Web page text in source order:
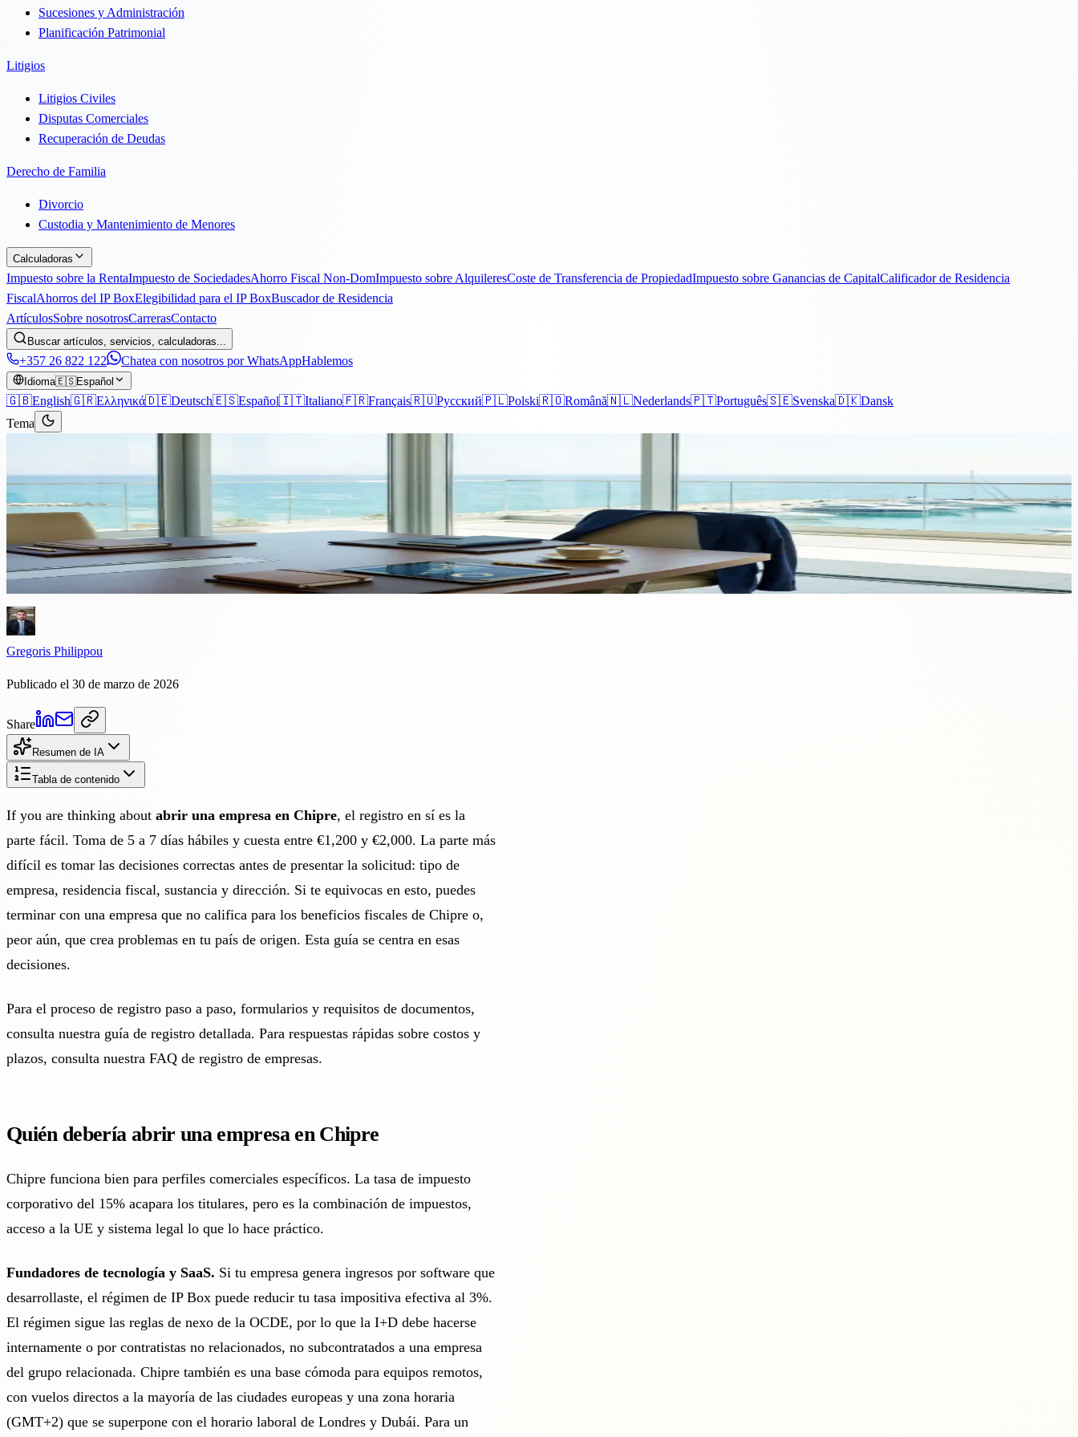
Sucesiones y Administración
Planificación Patrimonial
Litigios
Litigios Civiles
Disputas Comerciales
Recuperación de Deudas
Derecho de Familia
Divorcio
Custodia y Mantenimiento de Menores
Calculadoras
Impuesto sobre la RentaImpuesto de SociedadesAhorro Fiscal Non-DomImpuesto sobre AlquileresCoste de Transferencia de PropiedadImpuesto sobre Ganancias de CapitalCalificador de Residencia
FiscalAhorros del IP BoxElegibilidad para el IP BoxBuscador de Residencia
ArtículosSobre nosotrosCarrerasContacto
Buscar artículos, servicios, calculadoras...
+357 26 822 122 Chatea con nosotros por WhatsAppHablemos
Idioma🇪🇸Español
🇬🇧English🇬🇷Ελληνικά🇩🇪Deutsch🇪🇸Español🇮🇹Italiano🇫🇷Français🇷🇺Русский🇵🇱Polski🇷🇴Română🇳🇱Nederlands🇵🇹Português🇸🇪Svenska🇩🇰Dansk
Tema
Cómo abrir una empresa en Chipre en 2026
Abrir una empresa en Chipre lleva de 5 a 7 días laborables, pero las decisiones que tome antes de la inscripción son más importantes que el papeleo. Esta guía cubre quién debería constituir una empresa en
Chipre, cómo planificar la residencia fiscal, cuánto cuesta realmente operar una empresa cada año y los errores que suelen cometer la mayoría de los empresarios extranjeros.
Gregoris Philippou
Publicado el 30 de marzo de 2026
Share
Resumen de IA
Tabla de contenido
If you are thinking about abrir una empresa en Chipre, el registro en sí es la
parte fácil. Toma de 5 a 7 días hábiles y cuesta entre €1,200 y €2,000. La parte más
difícil es tomar las decisiones correctas antes de presentar la solicitud: tipo de
empresa, residencia fiscal, sustancia y dirección. Si te equivocas en esto, puedes
terminar con una empresa que no califica para los beneficios fiscales de Chipre o,
peor aún, que crea problemas en tu país de origen. Esta guía se centra en esas
decisiones.
Para el proceso de registro paso a paso, formularios y requisitos de documentos,
consulta nuestra guía de registro detallada. Para respuestas rápidas sobre costos y
plazos, consulta nuestra FAQ de registro de empresas.
Quién debería abrir una empresa en Chipre
Chipre funciona bien para perfiles comerciales específicos. La tasa de impuesto
corporativo del 15% acapara los titulares, pero es la combinación de impuestos,
acceso a la UE y sistema legal lo que lo hace práctico.
Fundadores de tecnología y SaaS. Si tu empresa genera ingresos por software que
desarrollaste, el régimen de IP Box puede reducir tu tasa impositiva efectiva al 3%.
El régimen sigue las reglas de nexo de la OCDE, por lo que la I+D debe hacerse
internamente o por contratistas no relacionados, no subcontratados a una empresa
del grupo relacionada. Chipre también es una base cómoda para equipos remotos,
con vuelos directos a la mayoría de las ciudades europeas y una zona horaria
(GMT+2) que se superpone con el horario laboral de Londres y Dubái. Para un